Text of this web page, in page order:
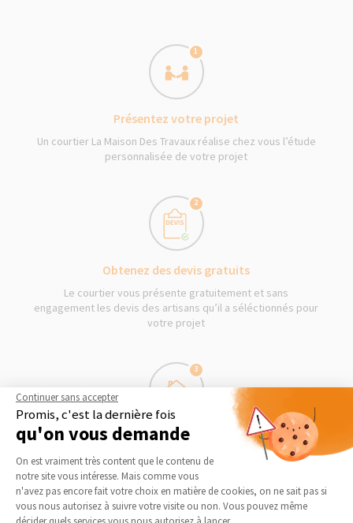
1
Présentez votre projet
Un courtier La Maison Des Travaux réalise chez vous l’étude
personnalisée de votre projet
2
Obtenez des devis gratuits
Le courtier vous présente gratuitement et sans
engagement les devis des artisans qu’il a séléctionnés pour
votre projet
3
Démarrage des travaux
Séléctionnez en toute liberté vos artisans et les travaux
peuvent commencer !
Continuer sans accepter
Promis, c'est la dernière fois
qu'on vous demande
Plateforme de Gestion du
On est vraiment très content que le contenu de
notre site vous intéresse. Mais comme vous
n'avez pas encore fait votre choix en matière de cookies, on ne sait pas si
vous nous autorisez à suivre votre visite ou non. Vous pouvez même
Axeptio consent